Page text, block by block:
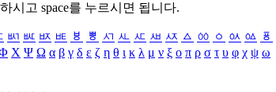
시고 space를 누르시면 됩니다.
ㅴ ㅵ ㅶ ㅷ ㅸ ㅹ ㅺ ㅻ ㅼ ㅽ ㅾ ㅿ ㆀ ㆁ ㆂ ㆃ ㆄ
Χ Ψ Ω α β γ δ ε ζ η θ ι κ λ μ ν ξ ο π ρ σ τ υ φ χ ψ ω